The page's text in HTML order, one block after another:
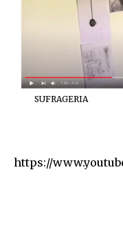
SUFRAGERIA
https://